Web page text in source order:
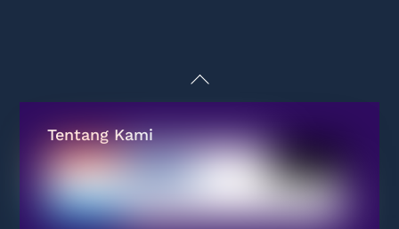
Back
Tentang Kami